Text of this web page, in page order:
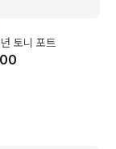
토니 포트